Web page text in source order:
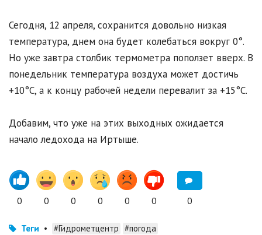
Сегодня, 12 апреля, сохранится довольно низкая
температура, днем она будет колебаться вокруг 0°.
Но уже завтра столбик термометра поползет вверх. В
понедельник температура воздуха может достичь
+10°С, а к концу рабочей недели перевалит за +15°С.
Добавим, что уже на этих выходных ожидается
начало ледохода на Иртыше.
0 0 0 0 0 0 0
Теги • #Гидрометцентр #погода